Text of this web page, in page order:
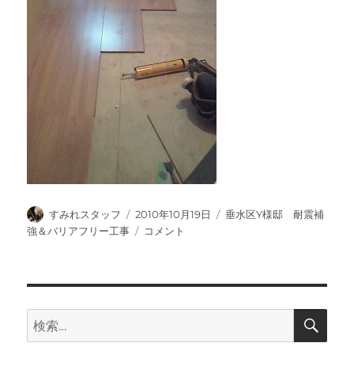
投
稿
すみれスタッフ
投
稿
2010年10月19日
カ
垂水区Y様邸 耐震補
強＆バリアフリー工事
LDK
事。
ｲ
コメント
検
索:
検